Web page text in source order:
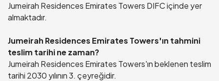
Jumeirah Residences Emirates Towers DIFC içinde yer
almaktadır.
Jumeirah Residences Emirates Towers'ın tahmini
teslim tarihi ne zaman?
Jumeirah Residences Emirates Towers'ın beklenen teslim
tarihi 2030 yılının 3. çeyreğidir.